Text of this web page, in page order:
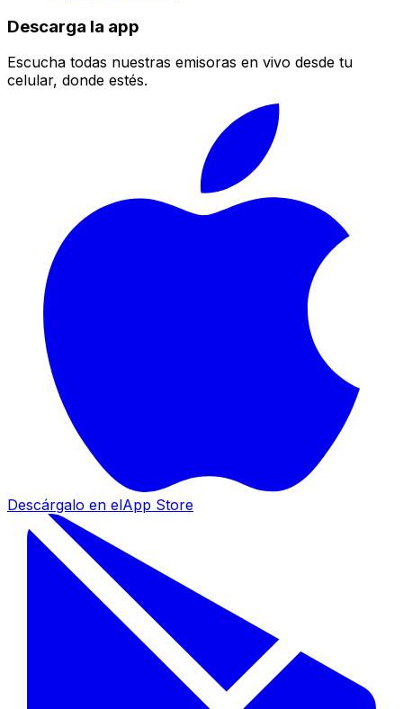
Descarga la app
Escucha todas nuestras emisoras en vivo desde tu
celular, donde estés.
Descárgalo en elApp Store